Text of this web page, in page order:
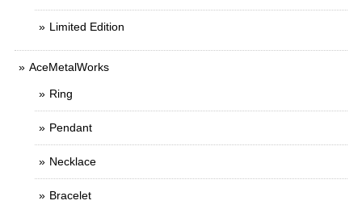
Limited Edition
AceMetalWorks
Ring
Pendant
Necklace
Bracelet